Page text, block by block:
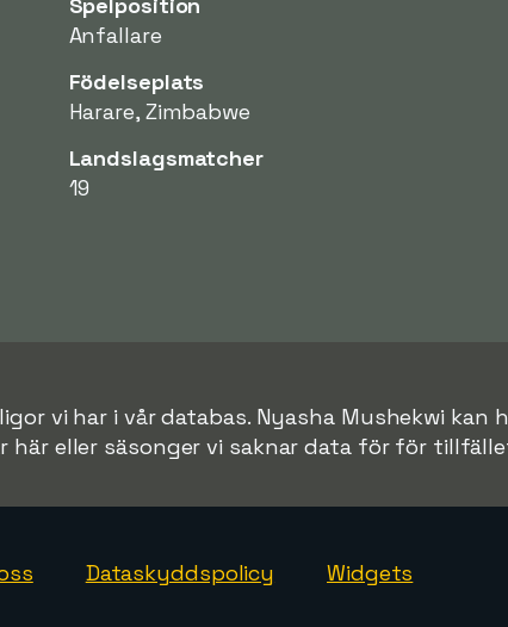
Anfallare
Födelseplats
Harare, Zimbabwe
Landslagsmatcher
19
vi har i vår databas. Nyasha Mushekwi kan
här eller säsonger vi saknar data för för
Dataskyddspolicy Widgets